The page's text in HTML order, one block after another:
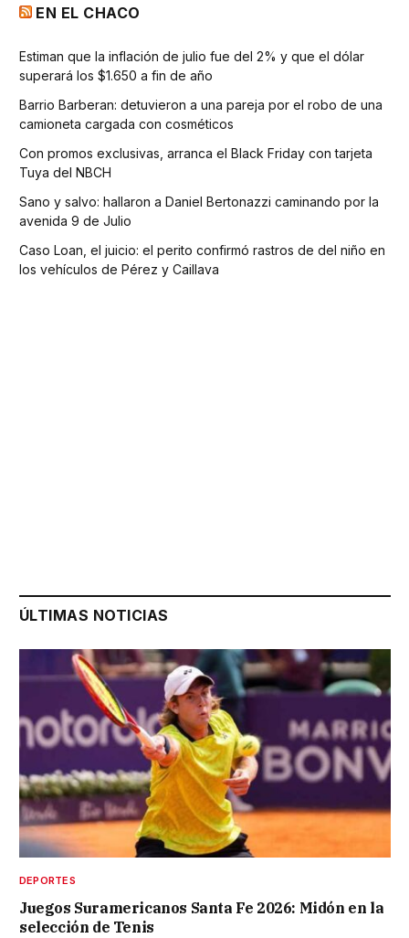
EN EL CHACO
Estiman que la inflación de julio fue del 2% y que el dólar
superará los $1.650 a fin de año
Barrio Barberan: detuvieron a una pareja por el robo de una
camioneta cargada con cosméticos
Con promos exclusivas, arranca el Black Friday con tarjeta
Tuya del NBCH
Sano y salvo: hallaron a Daniel Bertonazzi caminando por la
avenida 9 de Julio
Caso Loan, el juicio: el perito confirmó rastros de del niño en
los vehículos de Pérez y Caillava
ÚLTIMAS NOTICIAS
DEPORTES
Juegos Suramericanos Santa Fe 2026: Midón en la
selección de Tenis